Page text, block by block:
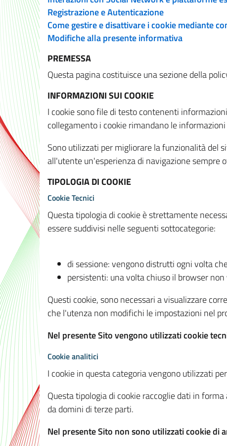
Registrazione e Autenticazione
Come gestire e disattivare i cookie mediante
Modifiche alla presente informativa
PREMESSA
Questa pagina costituisce una sezione della
INFORMAZIONI SUI COOKIE
I cookie sono file di testo contenenti
collegamento i cookie rimandano le
Sono utilizzati per migliorare la funzionalità del
all'utente un'esperienza di navigazione sempre
TIPOLOGIA DI COOKIE
Cookie Tecnici
Questa tipologia di cookie è strettamente
essere suddivisi nelle seguenti sottocategorie:
di sessione: vengono distrutti ogni volta
persistenti: una volta chiuso il browser
Questi cookie, sono necessari a visualizzare
che l'utenza non modifichi le impostazioni nel
Nel presente Sito vengono utilizzati cookie
Cookie analitici
I cookie in questa categoria vengono utilizzati
Questa tipologia di cookie raccoglie dati in
da domini di terze parti.
Nel presente Sito non sono utilizzati cookie di